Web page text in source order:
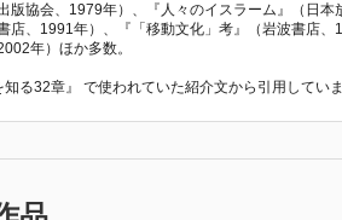
版協会、1979年）、『人々のイスラーム』（日
店、1991年）、『「移動文化」考』（岩波書店、
年）ほか多数。
知る32章』 で使われていた紹介文から引用していま